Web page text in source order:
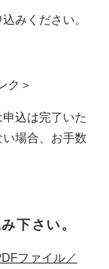
みください。
ク＞
込は完了いた
場合、お手数
下さい。
ファイル／